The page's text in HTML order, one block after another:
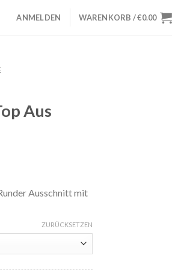
ANMELDEN WARENKORB /€0.00
Aus
Ausschnitt mit
ZURÜCKSETZEN